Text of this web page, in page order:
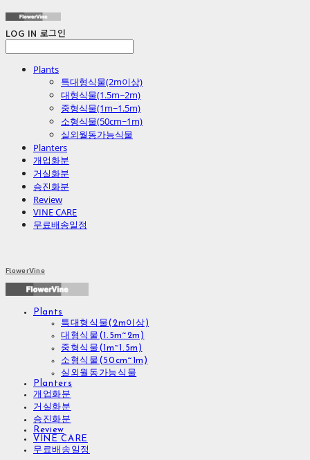
LOG IN 로그인
Plants
특대형식물(2m이상)
대형식물(1.5m~2m)
중형식물(1m~1.5m)
소형식물(50cm~1m)
실외월동가능식물
Planters
개업화분
거실화분
승진화분
Review
VINE CARE
무료배송일정
FlowerVine
Plants
특대형식물(2m이상)
대형식물(1.5m~2m)
중형식물(1m~1.5m)
소형식물(50cm~1m)
실외월동가능식물
Planters
개업화분
거실화분
승진화분
Review
VINE CARE
무료배송일정